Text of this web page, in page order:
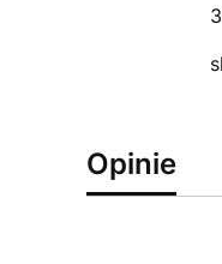
Opinie